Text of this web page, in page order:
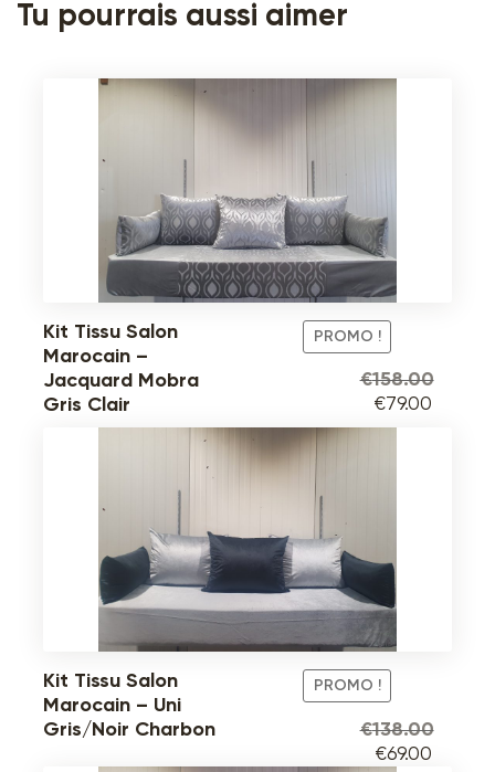
Tu pourrais aussi aimer
Kit Tissu Salon
Marocain –
Jacquard Mobra
Gris Clair
PROMO !
€158.00
Le
prix
€79.00
Kit Tissu Salon
Marocain – Uni
Gris/Noir Charbon
PROMO !
€138.00
Le€69.00Le